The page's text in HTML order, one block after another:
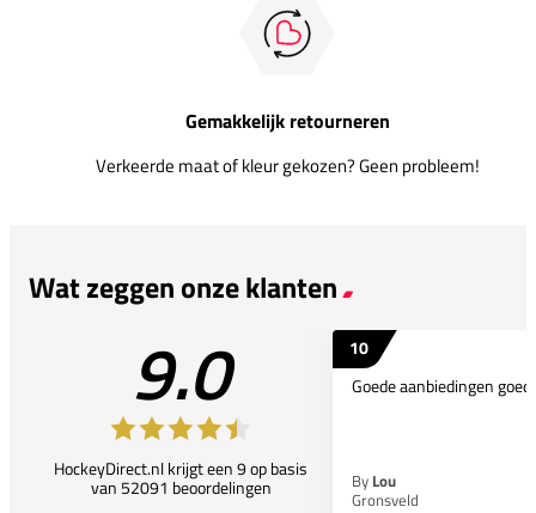
Gemakkelijk retourneren
Verkeerde maat of kleur gekozen? Geen probleem!
Wat zeggen onze klanten
9.0
HockeyDirect.nl krijgt een 9 op basis
van 52091 beoordelingen
10
Goede aanbiedingen
By Lou
Gronsveld